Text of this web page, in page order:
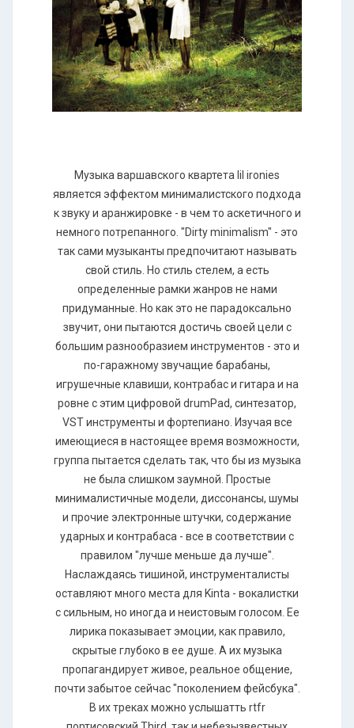
Музыка варшавского квартета lil ironies
является эффектом минималистского подхода
к звуку и аранжировке - в чем то аскетичного и
немного потрепанного. "Dirty minimalism" - это
так сами музыканты предпочитают называть
свой стиль. Но стиль стелем, а есть
определенные рамки жанров не нами
придуманные. Но как это не парадоксально
звучит, они пытаются достичь своей цели с
большим разнообразием инструментов - это и
по-гаражному звучащие барабаны,
игрушечные клавиши, контрабас и гитара и на
ровне с этим цифровой drumPad, синтезатор,
VST инструменты и фортепиано. Изучая все
имеющиеся в настоящее время возможности,
группа пытается сделать так, что бы из музыка
не была слишком заумной. Простые
минималистичные модели, диссонансы, шумы
и прочие электронные штучки, содержание
ударных и контрабаса - все в соответствии с
правилом "лучше меньше да лучше".
Наслаждаясь тишиной, инструменталисты
оставляют много места для Kinta - вокалистки
с сильным, но иногда и неистовым голосом. Ее
лирика показывает эмоции, как правило,
скрытые глубоко в ее душе. А их музыка
пропагандирует живое, реальное общение,
почти забытое сейчас "поколением фейсбука".
В их треках можно услышатть rtfr